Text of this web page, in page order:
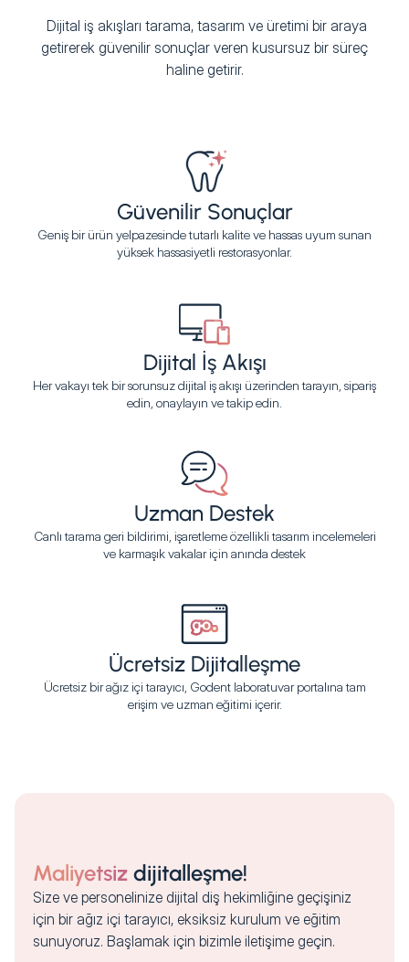
Dijital iş akışları tarama, tasarım ve üretimi bir araya
getirerek güvenilir sonuçlar veren kusursuz bir süreç
haline getirir.
Güvenilir Sonuçlar
Geniş bir ürün yelpazesinde tutarlı kalite ve hassas uyum sunan
yüksek hassasiyetli restorasyonlar.
Dijital İş Akışı
Her vakayı tek bir sorunsuz dijital iş akışı üzerinden tarayın, sipariş
edin, onaylayın ve takip edin.
Uzman Destek
Canlı tarama geri bildirimi, işaretleme özellikli tasarım incelemeleri
ve karmaşık vakalar için anında destek
Ücretsiz Dijitalleşme
Ücretsiz bir ağız içi tarayıcı, Godent laboratuvar portalına tam
erişim ve uzman eğitimi içerir.
Maliyetsiz dijitalleşme!
Size ve personelinize dijital diş hekimliğine geçişiniz
için bir ağız içi tarayıcı, eksiksiz kurulum ve eğitim
sunuyoruz. Başlamak için bizimle iletişime geçin.